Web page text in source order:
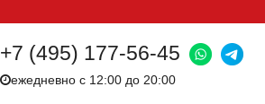
+7 (495) 177-56-45
ежедневно с 12:00 до 20:00